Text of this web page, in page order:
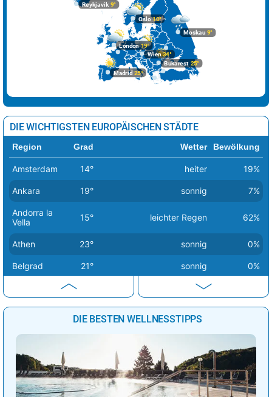
London19°
Oslo10°
Wien34°
Moskau 9°
Madrid 25°
Bukarest25°
Reykjavik 9°
DIE WICHTIGSTEN EUROPÄISCHEN STÄDTE
Region Grad Wetter Bewölkung
Amsterdam 14° heiter 19%
Ankara 19° sonnig 7%
Andorra la
Vella
15° leichter Regen 62%
Athen 23° sonnig 0%
Belgrad 21° sonnig 0%
sonnig
Bern 20° sonnig 2%
Brüssel sonnig 0%
Budapest 17° sonnig 0%
DIE BESTEN WELLNESSTIPPS